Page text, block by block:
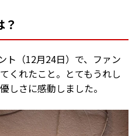
（12月24日）で、ファン
くれたこと。とてもうれし
しさに感動しました。